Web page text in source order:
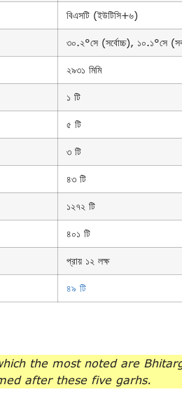
বিএসটি (ইউটিসি+৬)
৩০.২°সে (সর্বোচ্চ), ১০.১°সে
২৯৩১ মিমি
১ টি
৫ টি
৩ টি
৪৩ টি
১২৭২ টি
৪০১ টি
প্রায় ১২ লক্ষ
৪৯ টি
the most noted are
after these five garhs.